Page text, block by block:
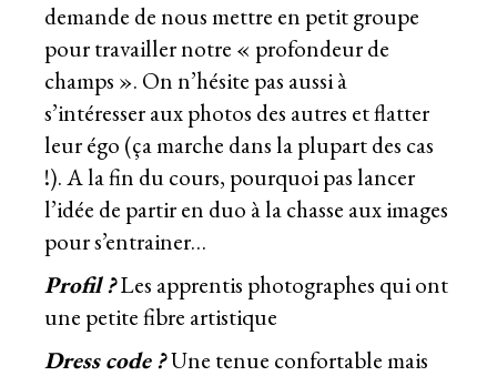
demande de nous mettre en petit groupe
pour travailler notre « profondeur de
champs ». On n’hésite pas aussi à
s’intéresser aux photos des autres et flatter
leur égo (ça marche dans la plupart des cas
!). A la fin du cours, pourquoi pas lancer
l’idée de partir en duo à la chasse aux images
pour s’entrainer…
Profil ?Les apprentis photographes qui ont
une petite fibre artistique
Dress code ?Une tenue confortable mais